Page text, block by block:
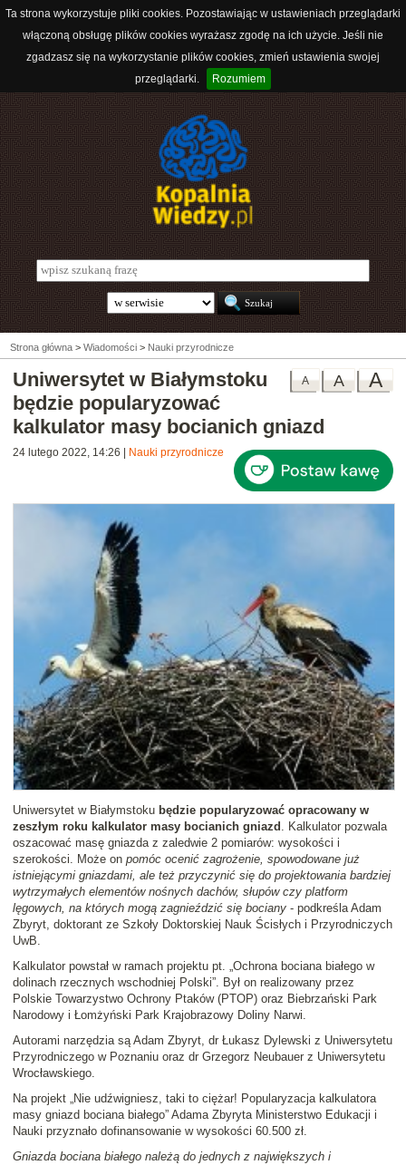
Ta strona wykorzystuje pliki cookies. Pozostawiając w ustawieniach przeglądarki
włączoną obsługę plików cookies wyrażasz zgodę na ich użycie. Jeśli nie
zgadzasz się na wykorzystanie plików cookies, zmień ustawienia swojej
przeglądarki.
Rozumiem
Strona główna > Wiadomości > Nauki przyrodnicze
A
A
A
Uniwersytet w Białymstoku
będzie popularyzować
kalkulator masy bocianich gniazd
24 lutego 2022, 14:26 Nauki przyrodnicze
Uniwersytet w Białymstoku będzie popularyzować opracowany w
zeszłym roku kalkulator masy bocianich gniazd . Kalkulator pozwala
oszacować masę gniazda z zaledwie 2 pomiarów: wysokości i
szerokości. Może on pomóc ocenić zagrożenie, spowodowane już
istniejącymi gniazdami, ale też przyczynić się do projektowania bardziej
wytrzymałych elementów nośnych dachów, słupów czy platform
lęgowych, na których mogą zagnieździć się bociany - podkreśla Adam
Zbyryt, doktorant ze Szkoły Doktorskiej Nauk Ścisłych i Przyrodniczych
UwB.
Kalkulator powstał w ramach projektu pt. „Ochrona bociana białego w
dolinach rzecznych wschodniej Polski”. Był on realizowany przez
Polskie Towarzystwo Ochrony Ptaków (PTOP) oraz Biebrzański Park
Narodowy i Łomżyński Park Krajobrazowy Doliny Narwi.
Autorami narzędzia są Adam Zbyryt, dr Łukasz Dylewski z Uniwersytetu
Przyrodniczego w Poznaniu oraz dr Grzegorz Neubauer z Uniwersytetu
Wrocławskiego.
Na projekt „Nie udźwigniesz, taki to ciężar! Popularyzacja kalkulatora
masy gniazd bociana białego” Adama Zbyryta Ministerstwo Edukacji i
Nauki przyznało dofinansowanie w wysokości 60.500 zł.
Gniazda bociana białego należą do jednych z największych i